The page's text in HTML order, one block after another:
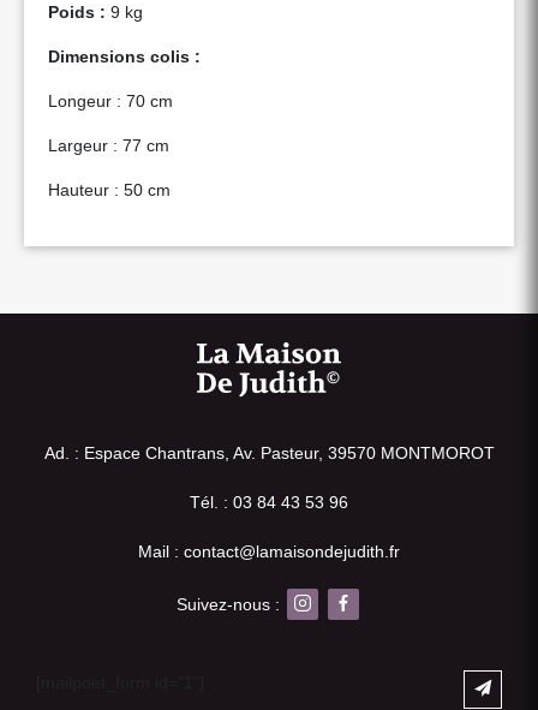
Poids : 9 kg
Dimensions colis :
Longeur : 70 cm
Largeur : 77 cm
Hauteur : 50 cm
Ad. : Espace Chantrans, Av. Pasteur, 39570 MONTMOROT
Tél. : 03 84 43 53 96
Mail : contact@lamaisondejudith.fr
Suivez-nous :